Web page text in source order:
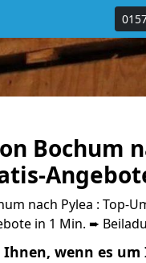
Bochum
nach Pylea : Top-
in 1 Min. ➨
wenn es